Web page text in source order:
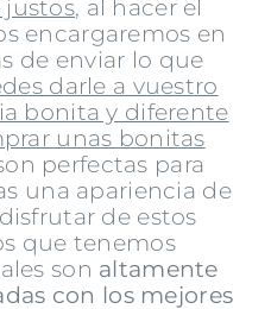
justos, al hacer el
encargaremos en
de enviar lo que
darle a vuestro
bonita y diferente
unas bonitas
perfectas para
una apariencia de
de estos
que tenemos
son altamente
con los mejores